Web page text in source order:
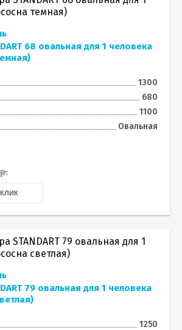
68 овальная для 1 человека
1300
680
1100
Овальная
р.
79 овальная для 1 человека
1250